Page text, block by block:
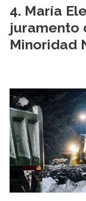
María
juramento
Minoridad